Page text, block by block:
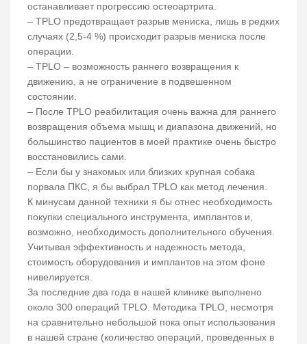
останавливает прогрессию остеоартрита.
– TPLO предотвращает разрыв мениска, лишь в редких
случаях (2,5-4 %) происходит разрыв мениска после
операции.
– TPLO – возможность раннего возвращения к
движению, а не ограничение в подвешенном
состоянии.
– После TPLO реабилитация очень важна для раннего
возвращения объема мышц и диапазона движений, но
большинство пациентов в моей практике очень быстро
восстановились сами.
– Если бы у знакомых или близких крупная собака
порвала ПКС, я бы выбрал TPLO как метод лечения.
К минусам данной техники я бы отнес необходимость
покупки специального инструмента, имплантов и,
возможно, необходимость дополнительного обучения.
Учитывая эффективность и надежность метода,
стоимость оборудования и имплантов на этом фоне
нивелируется.
За последние два года в нашей клинике выполнено
около 300 операций TPLO. Методика TPLO, несмотря
на сравнительно небольшой пока опыт использования
в нашей стране (количество операций, проведенных в